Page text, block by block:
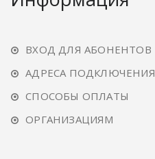
ВХОД ДЛЯ АБОНЕНТОВ
АДРЕСА ПОДКЛЮЧЕНИЯ
СПОСОБЫ ОПЛАТЫ
ОРГАНИЗАЦИЯМ